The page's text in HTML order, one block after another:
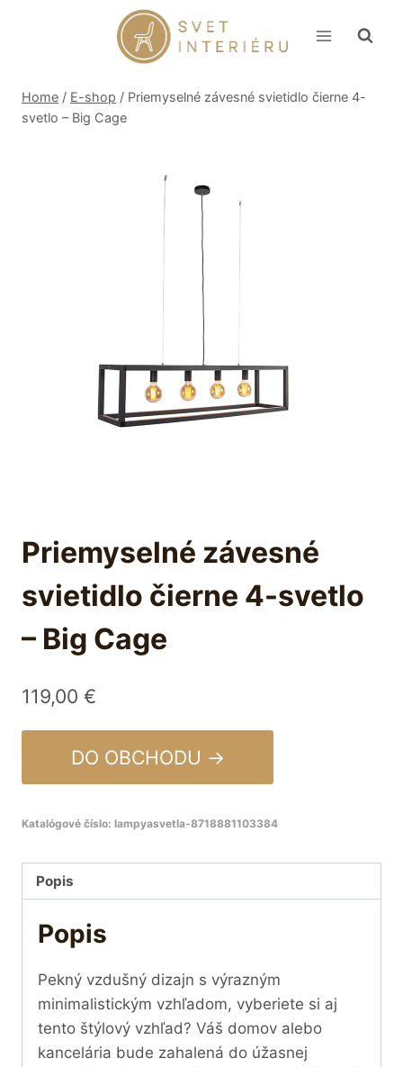
Home / E-shop / Priemyselné závesné svietidlo čierne 4-
svetlo – Big Cage
Priemyselné závesné
svietidlo čierne 4-svetlo
– Big Cage
119,00 €
DO OBCHODU →
Katalógové číslo: lampyasvetla-8718881103384
Popis
Popis
Pekný vzdušný dizajn s výrazným
minimalistickým vzhľadom, vyberiete si aj
tento štýlový vzhľad? Váš domov alebo
kancelária bude zahalená do úžasnej